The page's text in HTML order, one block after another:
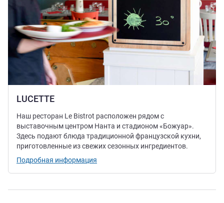
LUCETTE
Наш ресторан Le Bistrot расположен рядом с
выставочным центром Нанта и стадионом «Божуар».
Здесь подают блюда традиционной французской кухни,
приготовленные из свежих сезонных ингредиентов.
Подробная информация